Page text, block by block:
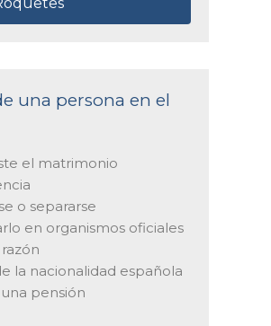
una persona en el
el matrimonio
o separarse
en organismos oficiales
la nacionalidad española
pensión